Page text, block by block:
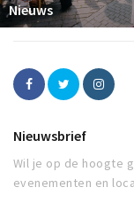
Nieuws
Nieuwsbrief
Wil je op de hoogte
evenementen en